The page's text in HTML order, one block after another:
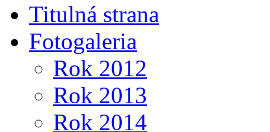
Titulná strana
Fotogaleria
Rok 2012
Rok 2013
Rok 2014